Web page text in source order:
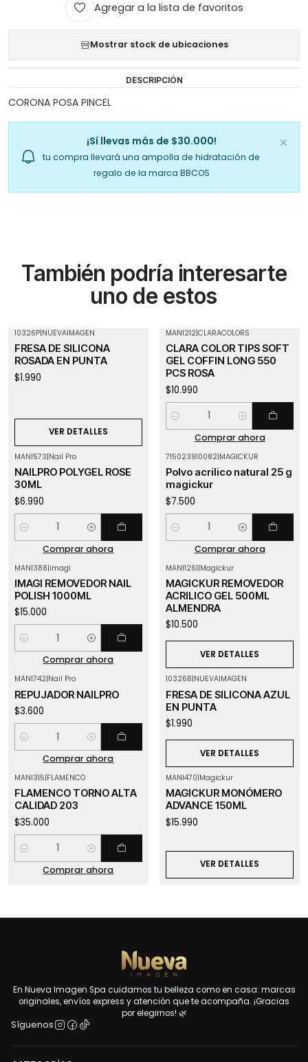
Agregar a la lista de favoritos
Mostrar stock de ubicaciones
DESCRIPCIÓN
CORONA POSA PINCEL
¡Sí llevas más de $30.000!
tu compra llevará una ampolla de hidratación de
regalo de la marca BBCOS
También podría interesarte
uno de estos
10326P|NUEVAIMAGEN
FRESA DE SILICONA
ROSADA EN PUNTA
$1.990
VER DETALLES
MANI212|CLARACOLORS
CLARA COLOR TIPS SOFT
GEL COFFIN LONG 550
PCS ROSA
$10.990
Cantidad
Comprar ahora
MANI573|Nail Pro
NAILPRO POLYGEL ROSE
30ML
$6.990
Cantidad
Comprar ahora
715023910082|MAGICKUR
Polvo acrilico natural 25 g
magickur
$7.500
Cantidad
Comprar ahora
MANI388|imagi
IMAGI REMOVEDOR NAIL
POLISH 1000ML
$15.000
Cantidad
Comprar ahora
MANI1261|Magickur
MAGICKUR REMOVEDOR
ACRILICO GEL 500ML
ALMENDRA
$10.500
VER DETALLES
MANI742|Nail Pro
REPUJADOR NAILPRO
$3.600
Cantidad
Comprar ahora
10326B|NUEVAIMAGEN
FRESA DE SILICONA AZUL
EN PUNTA
$1.990
VER DETALLES
MANI315|FLAMENCO
FLAMENCO TORNO ALTA
CALIDAD 203
$35.000
Cantidad
Comprar ahora
MANI470|Magickur
MAGICKUR MONÓMERO
ADVANCE 150ML
$15.990
VER DETALLES
En Nueva Imagen Spa cuidamos tu belleza como en casa: marcas
originales, envíos express y atención que te acompaña. ¡Gracias
por elegirnos! 🌿
Síguenos